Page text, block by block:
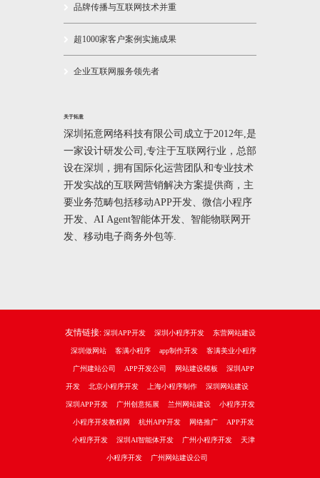
品牌传播与互联网技术并重
超1000家客户案例实施成果
企业互联网服务领先者
关于拓意
深圳拓意网络科技有限公司成立于2012年,是
一家设计研发公司,专注于互联网行业，总部
设在深圳，拥有国际化运营团队和专业技术
开发实战的互联网营销解决方案提供商，主
要业务范畴包括移动APP开发、微信小程序
开发、AI Agent智能体开发、智能物联网开
发、移动电子商务外包等.
友情链接: 深圳APP开发 深圳小程序开发 东营网站建设
深圳做网站 客满小程序 app制作开发 客满美业小程序
广州建站公司 APP开发公司 网站建设模板 深圳APP
开发 北京小程序开发 上海小程序制作 深圳网站建设
深圳APP开发 广州创意拓展 兰州网站建设 小程序开发
小程序开发教程网 杭州APP开发 网络推广 APP开发
小程序开发 深圳AI智能体开发 广州小程序开发 天津
小程序开发 广州网站建设公司